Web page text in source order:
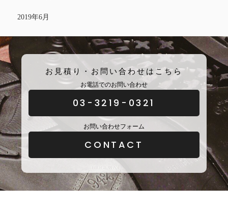
2019年6月
お見積り・お問い合わせはこちら
お電話でのお問い合わせ
03-3219-0321
お問い合わせフォーム
CONTACT